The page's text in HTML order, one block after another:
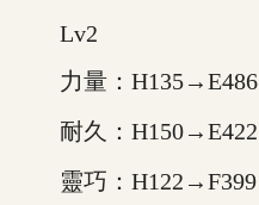
Lv2
力量：H135→E486
耐久：H150→E422
靈巧：H122→F399